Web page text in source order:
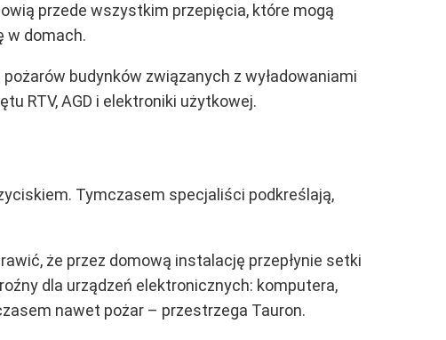
przede wszystkim przepięcia, które mogą
w domach.
budynków związanych z wyładowaniami
RTV, AGD i elektroniki użytkowej.
Tymczasem specjaliści podkreślają,
że przez domową instalację przepłynie setki
dla urządzeń elektronicznych: komputera,
nawet pożar – przestrzega Tauron.